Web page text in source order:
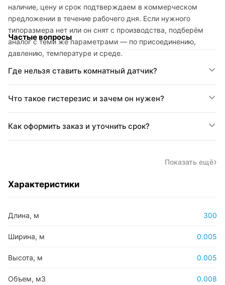
наличие, цену и срок подтверждаем в коммерческом
предложении в течение рабочего дня. Если нужного
типоразмера нет или он снят с производства, подберём
аналог с теми же параметрами — по присоединению,
давлению, температуре и среде.
Частые вопросы
Где нельзя ставить комнатный датчик?
Что такое гистерезис и зачем он нужен?
Как оформить заказ и уточнить срок?
Показать ещё
Характеристики
Длина, м 300
Ширина, м 0.005
Высота, м 0.005
Объем, м3 0.008